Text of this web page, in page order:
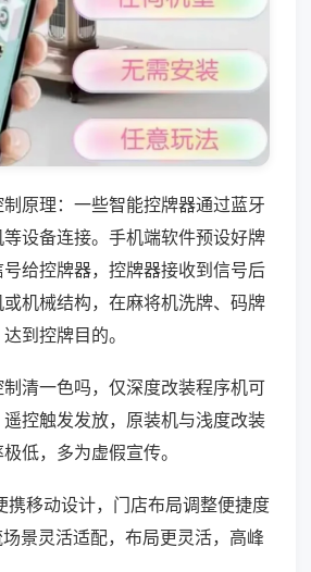
原理：一些智能控牌器通过蓝牙
设备连接。手机端软件预设好牌
给控牌器，控牌器接收到信号后
机械结构，在麻将机洗牌、码牌
到控牌目的。
清一色吗，仅深度改装程序机可
控触发发放，原装机与浅度改装
低，多为虚假宣传。
携移动设计，门店布局调整便捷度
景灵活适配，布局更灵活，高峰